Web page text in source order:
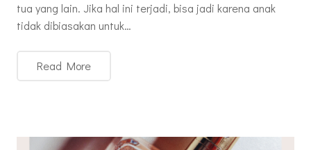
tua yang lain. Jika hal ini terjadi, bisa jadi karena anak
tidak dibiasakan untuk…
Read More